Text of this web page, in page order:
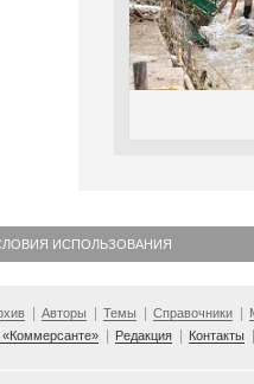
ИСПОЛЬЗОВАНИЯ
Авторы Темы Справочники
Редакция Контакты